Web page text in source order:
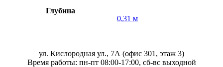
Глубина
0,31 м
ул. Кислородная ул., 7А (офис 301, этаж 3)
Время работы: пн-пт 08:00-17:00, сб-вс выходной